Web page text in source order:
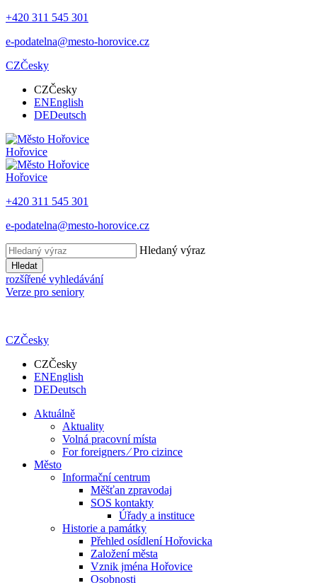
+420 311 545 301
e-podatelna@mesto-horovice.cz
CZČesky
CZČesky
ENEnglish
DEDeutsch
Hořovice
Hořovice
+420 311 545 301
e-podatelna@mesto-horovice.cz
Hledaný výraz
Hledat
rozšířené vyhledávání
Verze pro seniory
CZČesky
CZČesky
ENEnglish
DEDeutsch
Aktuálně
Aktuality
Volná pracovní místa
For foreigners ⁄ Pro cizince
Město
Informační centrum
Měšťan zpravodaj
SOS kontakty
Úřady a instituce
Historie a památky
Přehled osídlení Hořovicka
Založení města
Vznik jména Hořovice
Osobnosti